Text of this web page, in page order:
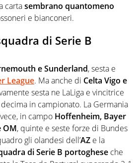
cartasembrano quantomeno
e bianconeri.
di Serie B
e Sunderland, sesta e
League. Ma anche di Celta Vigo e
sesta ne LaLiga e vincitrice
in campionato. La Germania
in campo Hoffenheim, Bayer
OM, quinte e seste forze di Bundes
gli olandesi dell’AZ e la
di Serie B portoghese che